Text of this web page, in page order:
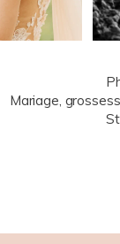
Mariage,